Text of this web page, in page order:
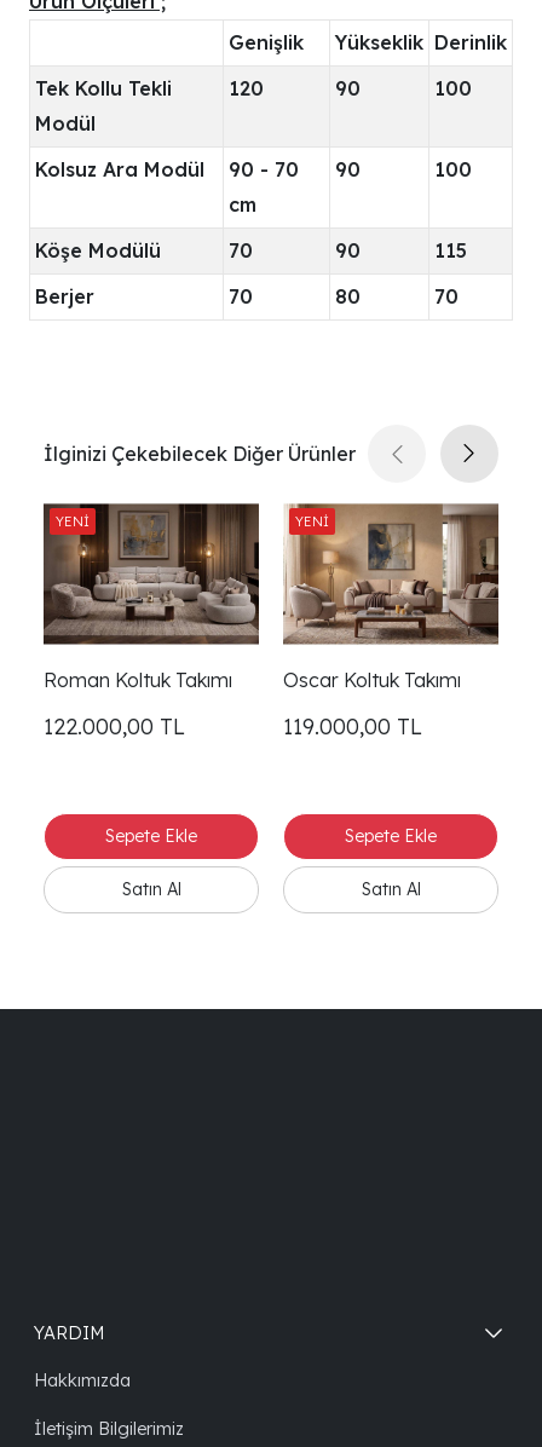
Genişlik
Yükseklik Derinlik
Tek Kollu Tekli
Modül
120 90 100
Kolsuz Ara Modül
90 - 70
cm
90 100
Köşe Modülü 70 90
115
Berjer
70 80 70
İlginizi Çekebilecek Diğer Ürünler
Roman Koltuk Takımı
122.000,00 TL
Oscar Koltuk Takımı
119.000,00 TL
YARDIM
Hakkımızda
İletişim Bilgilerimiz